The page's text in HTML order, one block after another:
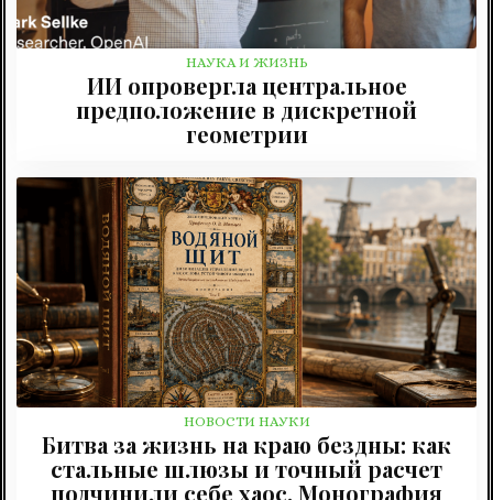
НАУКА И ЖИЗНЬ
ИИ опровергла центральное
предположение в дискретной
геометрии
НОВОСТИ НАУКИ
Битва за жизнь на краю бездны: как
стальные шлюзы и точный расчет
подчинили себе хаос. Монография